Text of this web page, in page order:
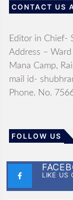
CONTACT US
Editor in Chief-
Address –
Mana Camp,
mail id-
Phone. No.
FOLLOW US
LIKE US